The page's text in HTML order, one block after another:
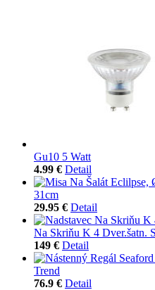
Gu10 5 Watt
4.99 € Detail
31cm
29.95 € Detail
Na Skriňu K 4 Dver.šatn.
149 € Detail
Trend
76.9 € Detail